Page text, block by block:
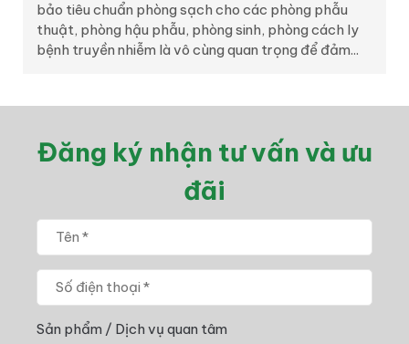
bảo tiêu chuẩn phòng sạch cho các phòng phẫu
thuật, phòng hậu phẫu, phòng sinh, phòng cách ly
bệnh truyền nhiễm là vô cùng quan trọng để đảm...
Đăng ký nhận tư vấn và ưu
đãi
Sản phẩm / Dịch vụ quan tâm